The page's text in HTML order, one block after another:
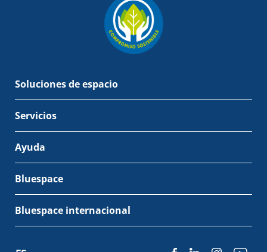
Soluciones de espacio
Servicios
Ayuda
Bluespace
Bluespace internacional